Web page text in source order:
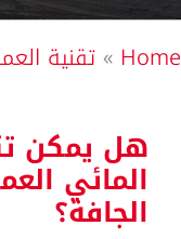
Home
» تقنية
هل يمكن
المائي
الجافة؟